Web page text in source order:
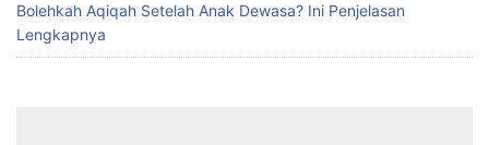
Bolehkah Aqiqah Setelah Anak Dewasa? Ini Penjelasan
Lengkapnya